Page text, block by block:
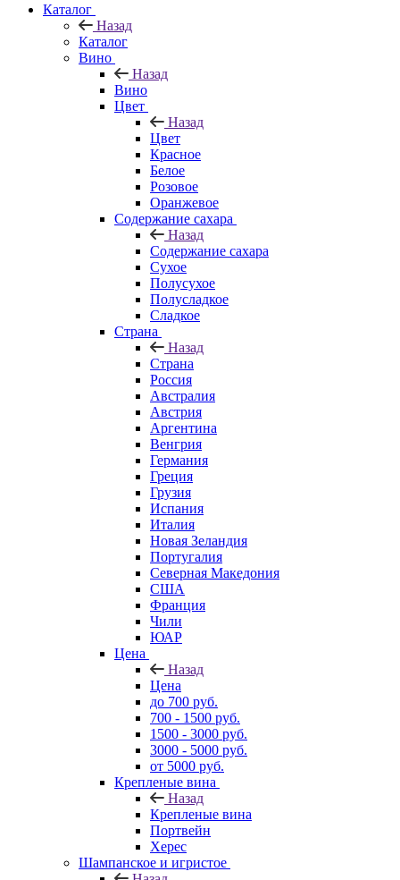
Каталог
Назад
Каталог
Вино
Назад
Вино
Цвет
Назад
Цвет
Красное
Белое
Розовое
Оранжевое
Содержание сахара
Назад
Содержание сахара
Сухое
Полусухое
Полусладкое
Сладкое
Страна
Назад
Страна
Россия
Австралия
Австрия
Аргентина
Венгрия
Германия
Греция
Грузия
Испания
Италия
Новая Зеландия
Португалия
Северная Македония
США
Франция
Чили
ЮАР
Цена
Назад
Цена
до 700 руб.
700 - 1500 руб.
1500 - 3000 руб.
3000 - 5000 руб.
от 5000 руб.
Крепленые вина
Назад
Крепленые вина
Портвейн
Херес
Шампанское и игристое